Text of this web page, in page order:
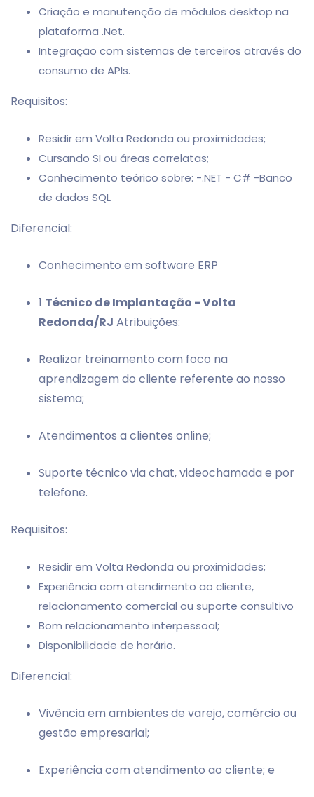
Criação e manutenção de módulos desktop na
plataforma .Net.
Integração com sistemas de terceiros através do
consumo de APIs.
Requisitos:
Residir em Volta Redonda ou proximidades;
Cursando SI ou áreas correlatas;
Conhecimento teórico sobre: -.NET - C# -Banco
de dados SQL
Diferencial:
Conhecimento em software ERP
1 Técnico de Implantação - Volta
Redonda/RJ Atribuições:
Realizar treinamento com foco na
aprendizagem do cliente referente ao nosso
sistema;
Atendimentos a clientes online;
Suporte técnico via chat, videochamada e por
telefone.
Requisitos:
Residir em Volta Redonda ou proximidades;
Experiência com atendimento ao cliente,
relacionamento comercial ou suporte consultivo
Bom relacionamento interpessoal;
Disponibilidade de horário.
Diferencial:
Vivência em ambientes de varejo, comércio ou
gestão empresarial;
Experiência com atendimento ao cliente; e